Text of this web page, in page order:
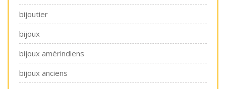
bijoutier
bijoux
bijoux amérindiens
bijoux anciens